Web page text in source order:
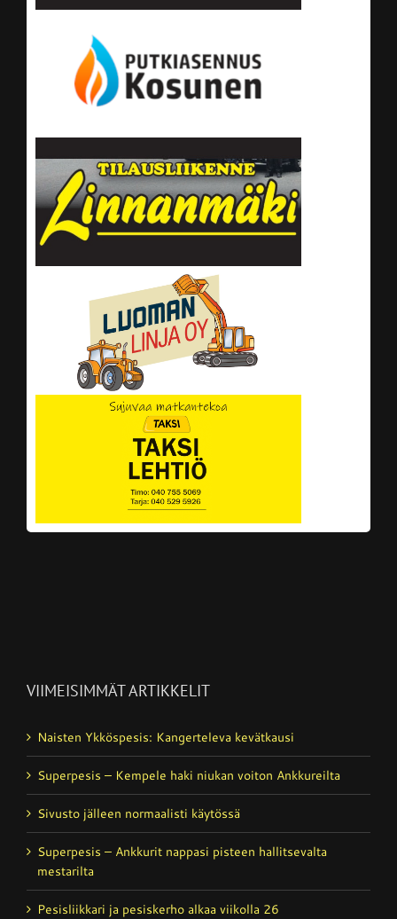
VIIMEISIMMÄT ARTIKKELIT
Naisten Ykköspesis: Kangerteleva kevätkausi
Superpesis – Kempele haki niukan voiton Ankkureilta
Sivusto jälleen normaalisti käytössä
Superpesis – Ankkurit nappasi pisteen hallitsevalta
mestarilta
Pesisliikkari ja pesiskerho alkaa viikolla 26